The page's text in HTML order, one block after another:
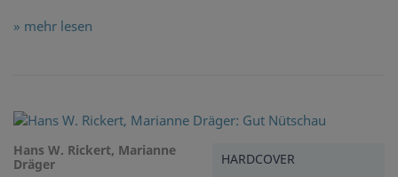
» mehr lesen
Hans W. Rickert, Marianne
Dräger
HARDCOVER